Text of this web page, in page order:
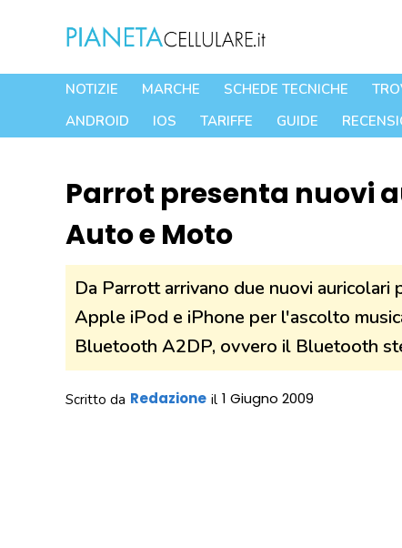
contenuto
NOTIZIE MARCHE SCHEDE TECNICHE
ANDROID
IOS TARIFFE GUIDE
Parrot presenta nuovi
Auto e Moto
Da Parrott arrivano due nuovi
Apple iPod e iPhone per l'ascolto
Bluetooth A2DP, ovvero il Bluetooth
Scritto da Redazione il 1 Giugno 2009